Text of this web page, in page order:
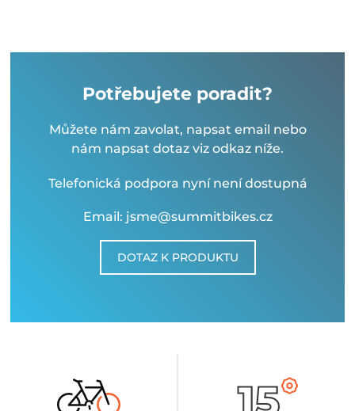
Potřebujete poradit?
Můžete nám zavolat, napsat email nebo
nám napsat dotaz viz odkaz níže.
Telefonická podpora nyní není dostupná
Email: jsme@summitbikes.cz
DOTAZ K PRODUKTU